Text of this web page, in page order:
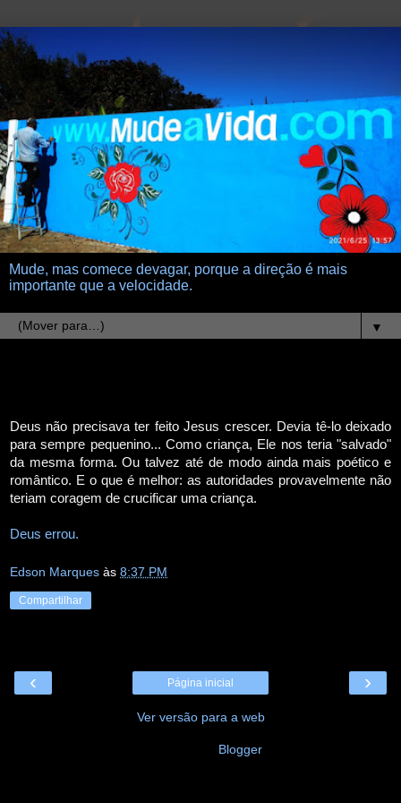
Mude, mas comece devagar, porque a direção é mais
importante que a velocidade.
▼
Deus não precisava ter feito Jesus crescer. Devia tê-lo deixado
para sempre pequenino... Como criança, Ele nos teria "salvado"
da mesma forma. Ou talvez até de modo ainda mais poético e
romântico. E o que é melhor: as autoridades provavelmente não
teriam coragem de crucificar uma criança.
Deus errou.
Edson Marques às 8:37 PM
Compartilhar
‹ ›
Página inicial
Ver versão para a web
Blogger.